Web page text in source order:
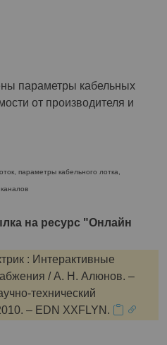
параметры кабельных
от производителя и
параметры кабельного лотка,
на ресурс "Онлайн
: Интерактивные
/ А. Н. Алюнов. –
технический
– EDN XXFLYN.